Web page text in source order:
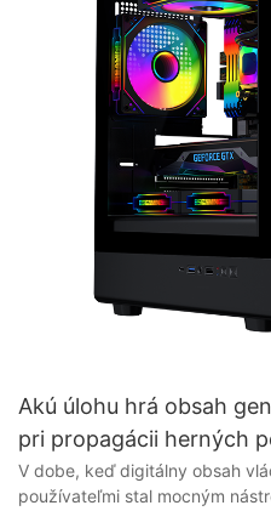
Akú úlohu hrá obsah
pri propagácii herných
V dobe, keď digitálny obsah vládne, sa obsah generovaný používateľmi stal mocným nástrojom na propagáciu produktov a značiek. Pokiaľ ide o svet herných počítačových skríň, vplyv obsahu generovaného používateľmi nemožno podceňovať. V tomto článku preskúmame kľúčovú úlohu, ktorú zohráva obsah generovaný používateľmi pri propagácii herných počítačových skríň a ako ovplyvňuje nákupné rozhodnutia technicky zdatných spotrebiteľov. Pridajte sa k nám a ponorte sa do vplyvu obsahu generovaného používateľmi na toto dynamické a neustále sa rozvíjajúce odvetvie. - Pochopenie vplyvu obsahu generovaného používateľmi na propagáciu herných počítačových skríň V neustále sa vyvíjajúcom svete hier nadšenci počítačov neustále hľadajú najnovší a najlepší hardvér, aby si vylepšili herný zážitok. Jedným z kľúčových aspektov každej hernej zostavy je skriňa počítača, ktorá slúži nielen ako ochranný kryt pre drahé komponenty, ale zohráva aj významnú úlohu v celkovej estetike hernej zostavy. Keďže dopyt po vysokokvalitných herných skriniach pre počítač neustále rastie, výrobcovia a dodávatelia skúmajú nové možnosti propagácie svojich produktov a obsah generovaný používateľmi sa v tomto úsilí ukázal ako silný nástroj. Používateľsky generovaný obsah (UGC) označuje akúkoľvek formu obsahu – ako sú recenzie, videá z rozbaľovania a príspevky na sociálnych sieťach – ktorú vytvárajú používatelia, a nie značky alebo inzerenti. V kontexte herných skríň pre PC môže UGC poskytnúť cenné informácie o výkone, funkciách a dizajne konkrétnej skrine, čo pomáha potenciálnym kupujúcim robiť informované rozhodnutia o kúpe. Využitím vplyvu UGC môžu výrobcovia a dodávatelia herných skríň pre PC efektívne osloviť svoju cieľovú skupinu a zvýšiť povedomie o svojich produktoch a dopyt po nich. Jedným z kľúčových spôsobov, akým môže UGC ovplyvniť propagáciu herných PC skríň, je prostredníctvom sociálneho dôkazu. Keď spotrebitelia vidia pozitívne recenzie a odporúčania od ostatných hráčov, ktorí mali s konkrétnou skriňou pozitívne skúsenosti, je pravdepodobnejšie, že značke dôverujú a sami zvážia kúpu produktu. UGC navyše umožňuje autentickejší a transparentnejší komunikačný kanál medzi spotrebiteľmi a značkami, čím sa podporuje pocit komunity a dôvery medzi používateľmi. Ďalším dôležitým aspektom UGC v propagácii herných PC skríň je úloha influencerov. Influenceri sú jednotlivci s veľkým počtom sledovateľov na platformách sociálnych médií alebo iných online kanáloch, ktorí majú schopnosť ovplyvniť názory spotrebiteľov a ich nákupné rozhodnutia. Spoluprácou s influencermi na vytváraní sponzorovaného obsahu s ich hernými PC skriňami môžu výrobcovia a dodávatelia osloviť širšie publikum a využiť dôveryhodnosť a autoritu influencerov v hernej komunite. Okrem toho môže UGC pomôcť výrobcom a dodávateľom herných počítačových skríň získať cennú spätnú väzbu a poznatky od svojich zákazníkov. Monitorovaním a analýzou obsahu generovaného používateľmi môžu značky identifikovať trendy, preferencie a oblasti na zlepšenie, čo im umožňuje spresniť svoje produkty a marketingové stratégie tak, aby lepšie spĺňali potreby a očakávania svojej cieľovej skupiny. Záverom možno konštatovať, že obsah generovaný používateľmi zohráva kľúčovú úlohu pri propagácii herných PC skríň, pretože umožňuje výrobcom a dodávateľom komunikovať so spotrebiteľmi, budovať dôveru a dôveryhodnosť a zhromažďovať cenné informácie a spätnú väzbu. Využitím sily UGC môžu značky herných PC skríň zvýšiť povedomie o značke, podporiť lojalitu spotrebiteľov a v konečnom dôsledku zvýšiť predaj a príjmy na čoraz konkurenčnejšom trhu. - Skúmanie vplyvu používateľských recenzií a odporúčaní na predaj počítačových skríň V dnešnej digitálnej dobe sa obsah generovaný používateľmi stal silným nástrojom na ovplyvňovanie nákupných rozhodnutí spotrebiteľov. Platí to najmä vo svete herných PC skríň, kde sa nadšenci pri výbere vo veľkej miere spoliehajú na recenzie a odporúčania. V tomto článku sa ponoríme do vplyvu používateľských recenzií a odporúčaní na predaj herných PC skríň so zameraním na úlohu, ktorú zohrávajú dodávatelia a výrobcovia herných PC skríň pri propagácii svojich produktov. Pokiaľ ide o herné PC skrine, estetika a funkčnosť sú kľúčovými faktormi, ktoré zvyšujú záujem spotrebiteľov. Recenzie a odporúčania používateľov preto zohrávajú kľúčovú úlohu pri formovaní vnímania a ovplyvňovaní nákupných rozhodnutí. Pozitívne recenzie môžu pomôcť vybudovať dôveryhodnosť a dôveru v produkt, zatiaľ čo negatívne recenzie môžu odradiť potenciálnych kupcov. Preto musia dodávatelia a výrobcovia herných PC skríň venovať veľkú pozornosť spätnej väzbe od používateľov a aktívne spolupracovať so svojimi zákazníkmi, aby riešili akékoľvek obavy alebo problémy, ktoré môžu vzniknúť. Na dnešnom konkurenčnom trhu je pre dodávateľov a výrobcov herných skríň pre PC nevyhnutné odlíšiť sa od davu. Tu prichádza na rad obsah generovaný používateľmi, pretože môže pomôcť prezentovať jedinečné vlastnosti a výhody konkrétneho produktu. Povzbudzovaním spokojných zákazníkov, aby sa podelili o svoje skúsenosti prostredníctvom recenzií a odporúčaní, môžu dodávatelia a výrobcovia herných skríň pre PC efektívne propagovať svoje produkty a prilákať nových zákazníkov. Okrem toho, obsah vytvorený používateľmi môže tiež pomôcť vyvolať rozruch a vytvoriť